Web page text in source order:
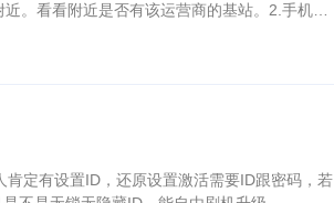
。看看附近是否有该运营商的基站。2.手机如
定有设置ID，还原设置激活需要ID跟密码，若